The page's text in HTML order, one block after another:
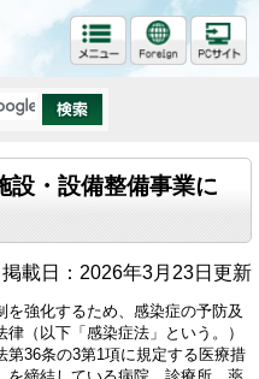
設・設備整備事業に
載日：2026年3月23日更新
強化するため、感染症の予防及
（以下「感染症法」という。）
第36条の3第1項に規定する医療措